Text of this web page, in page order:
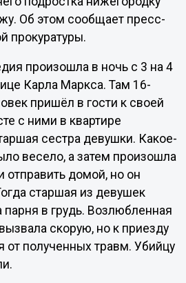
Об этом сообщает пресс-
прокуратуры.
произошла в ночь с 3 на 4
Карла Маркса. Там 16-
пришёл в гости к своей
с ними в квартире
сестра девушки. Какое-
весело, а затем произошла
отправить домой, но он
старшая из девушек
в грудь. Возлюбленная
скорую, но к приезду
от полученных травм. Убийцу